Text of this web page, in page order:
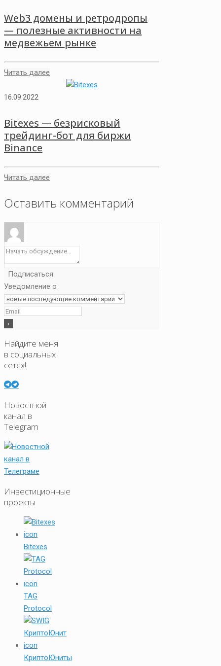
Web3 домены и ретродропы
— полезные активности на
медвежьем рынке
Читать далее
16.09.2022
Bitexes — безрисковый
трейдинг-бот для биржи
Binance
Читать далее
Оставить комментарий
Подписаться
Уведомление о
Найдите меня
в социальных
сетях!
Новостной
канал в
Telegram
Инвестиционные
проекты
Bitexes
TAG
Protocol
КриптоЮниты